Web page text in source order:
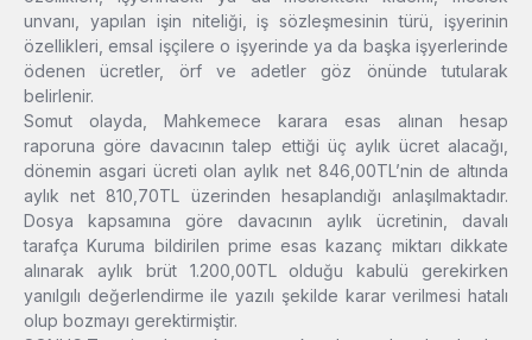
unvanı, yapılan işin niteliği, iş sözleşmesinin türü, işyerinin
özellikleri, emsal işçilere o işyerinde ya da başka işyerlerinde
ödenen ücretler, örf ve adetler göz önünde tutularak
belirlenir.
Somut olayda, Mahkemece karara esas alınan hesap
raporuna göre davacının talep ettiği üç aylık ücret alacağı,
dönemin asgari ücreti olan aylık net 846,00TL’nin de altında
aylık net 810,70TL üzerinden hesaplandığı anlaşılmaktadır.
Dosya kapsamına göre davacının aylık ücretinin, davalı
tarafça Kuruma bildirilen prime esas kazanç miktarı dikkate
alınarak aylık brüt 1.200,00TL olduğu kabulü gerekirken
yanılgılı değerlendirme ile yazılı şekilde karar verilmesi hatalı
olup bozmayı gerektirmiştir.